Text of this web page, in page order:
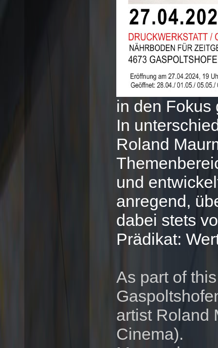
in den Fokus
In
Roland
und
anregend,
dabei stets
Prädikat:
As part of
artist Roland
Cinema).